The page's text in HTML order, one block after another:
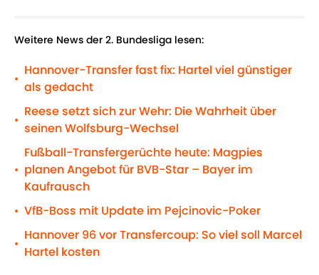
Weitere News der 2. Bundesliga lesen:
•
Hannover-Transfer fast fix: Hartel viel günstiger
als gedacht
•
Reese setzt sich zur Wehr: Die Wahrheit über
seinen Wolfsburg-Wechsel
•
Fußball-Transfergerüchte heute: Magpies
planen Angebot für BVB-Star – Bayer im
Kaufrausch
• VfB-Boss mit Update im Pejcinovic-Poker
•
Hannover 96 vor Transfercoup: So viel soll Marcel
Hartel kosten